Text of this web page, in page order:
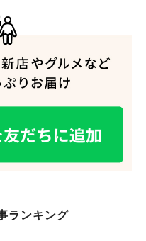
ランキング
ード
ツ
事